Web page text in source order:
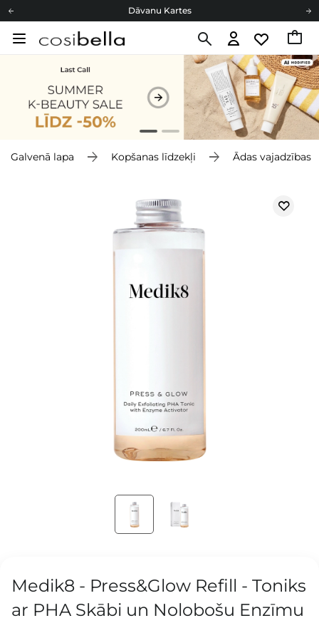
Dāvanu Kartes
Cosibella lojalitātes programma
Galvenā lapa Kopšanas līdzekļi Ādas vajadzības
Medik8 - Press&Glow Refill - Toniks
ar PHA Skābi un Nolobošu Enzīmu